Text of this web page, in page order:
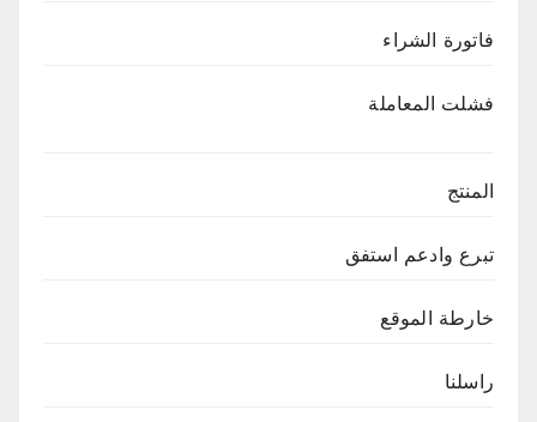
فاتورة الشراء
فشلت المعاملة
المنتج
تبرع وادعم استفق
خارطة الموقع
راسلنا